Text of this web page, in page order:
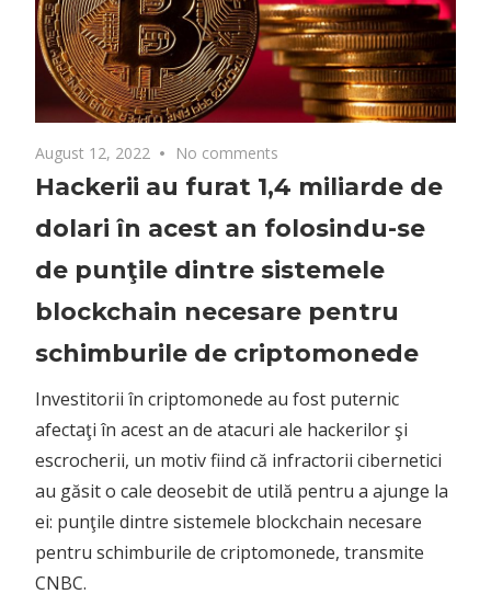
August 12, 2022 No comments
Hackerii au furat 1,4 miliarde de
dolari în acest an folosindu-se
de punţile dintre sistemele
blockchain necesare pentru
schimburile de criptomonede
Investitorii în criptomonede au fost puternic
afectaţi în acest an de atacuri ale hackerilor şi
escrocherii, un motiv fiind că infractorii cibernetici
au găsit o cale deosebit de utilă pentru a ajunge la
ei: punţile dintre sistemele blockchain necesare
pentru schimburile de criptomonede, transmite
CNBC.